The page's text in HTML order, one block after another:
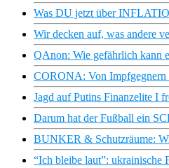
Was DU jetzt über
Wir decken auf, was andere
QAnon: Wie gefährlich kann
CORONA: Von
Jagd auf Putins Finanzelite I
Darum hat der Fußball ein
BUNKER & Schutzräume:
“Ich bleibe laut”: ukrainische